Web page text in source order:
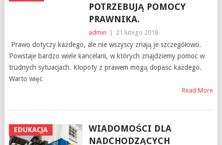
POTRZEBUJĄ POMOCY
PRAWNIKA.
admin 21 lutego 2018
Prawo dotyczy każdego, ale nie wszyscy znają je szczegółowo.
Powstaje bardzo wiele kancelarii, w których znajdziemy pomoc w
trudnych sytuacjach. Kłopoty z prawem mogą dopaść każdego.
Warto więc
Read More
EDUKACJA
WIADOMOŚCI DLA
NADCHODZĄCYCH